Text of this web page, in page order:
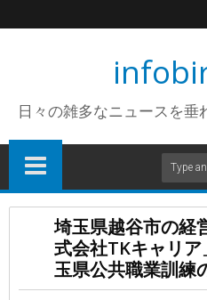
日々の雑多なニュースを垂
埼玉県越谷市の経
式会社TKキャリ
玉県公共職業訓練